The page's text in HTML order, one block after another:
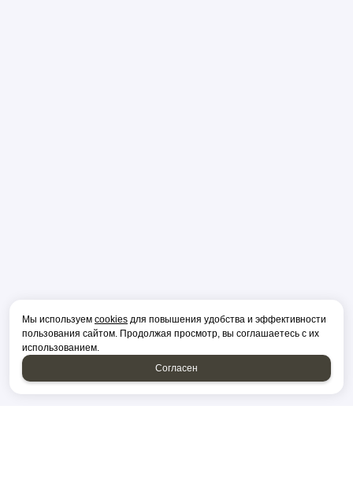
Мы используем cookies для повышения удобства и эффективности
пользования сайтом. Продолжая просмотр, вы соглашаетесь с их
использованием.
Согласен